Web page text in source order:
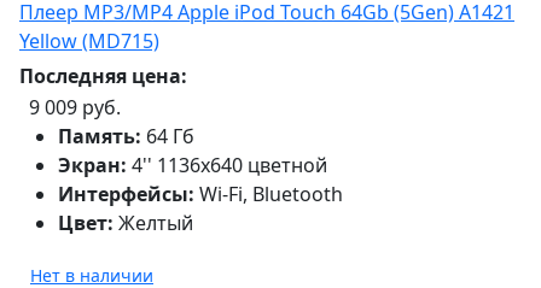
Плеер MP3/MP4 Apple iPod Touch 64Gb (5Gen) A1421
Yellow (MD715)
Последняя цена:
9 009 руб.
Память: 64 Гб
Экран: 4'' 1136x640 цветной
Интерфейсы: Wi-Fi, Bluetooth
Цвет: Желтый
Нет в наличии